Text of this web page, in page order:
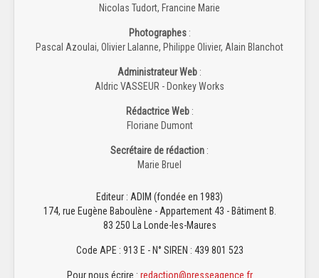
Nicolas Tudort, Francine Marie
Photographes:
Pascal Azoulai, Olivier Lalanne, Philippe Olivier, Alain Blanchot
Administrateur Web :
Aldric VASSEUR - Donkey Works
Rédactrice Web:
Floriane Dumont
Secrétaire de rédaction :
Marie Bruel
Editeur : ADIM (fondée en 1983)
174, rue Eugène Baboulène - Appartement 43 - Bâtiment B.
83 250 La Londe-les-Maures
Code APE : 913 E - N° SIREN : 439 801 523
Pour nous écrire : redaction@presseagence.fr